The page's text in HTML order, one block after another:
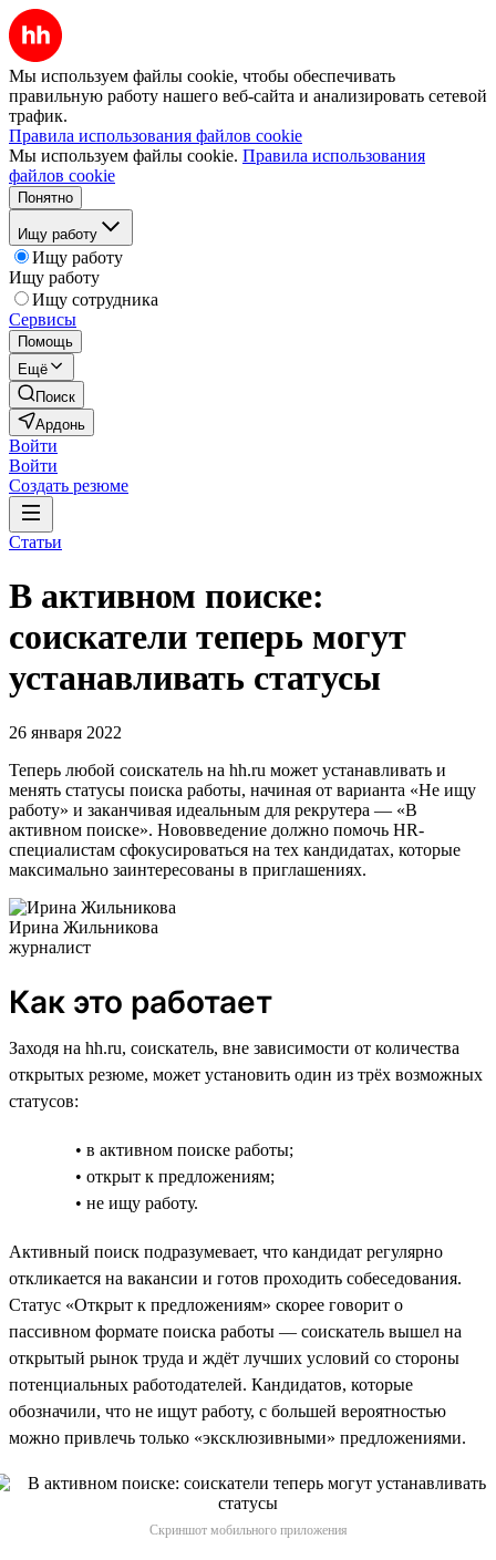
Мы используем файлы cookie, чтобы обеспечивать
правильную работу нашего веб-сайта и анализировать сетевой
трафик.
Правила использования файлов cookie
Мы используем файлы cookie. Правила использования
файлов cookie
Понятно
Ищу работу
Ищу работу
Ищу работу
Ищу сотрудника
Сервисы
Помощь
Ещё
Поиск
Ардонь
Войти
Войти
Создать резюме
Статьи
В активном поиске:
соискатели теперь могут
устанавливать статусы
26 января 2022
Теперь любой соискатель на hh.ru может устанавливать и
менять статусы поиска работы, начиная от варианта «Не ищу
работу» и заканчивая идеальным для рекрутера — «В
активном поиске». Нововведение должно помочь HR-
специалистам сфокусироваться на тех кандидатах, которые
максимально заинтересованы в приглашениях.
Ирина Жильникова
журналист
Как это работает
Заходя на hh.ru, соискатель, вне зависимости от количества
открытых резюме, может установить один из трёх возможных
статусов:
• в активном поиске работы;
• открыт к предложениям;
• не ищу работу.
Активный поиск подразумевает, что кандидат регулярно
откликается на вакансии и готов проходить собеседования.
Статус «Открыт к предложениям» скорее говорит о
пассивном формате поиска работы — соискатель вышел на
открытый рынок труда и ждёт лучших условий со стороны
потенциальных работодателей. Кандидатов, которые
обозначили, что не ищут работу, с большей вероятностью
можно привлечь только «эксклюзивными» предложениями.
Скриншот мобильного приложения